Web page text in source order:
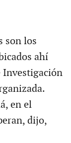
son los
ahí
Investigación
en el
dijo,